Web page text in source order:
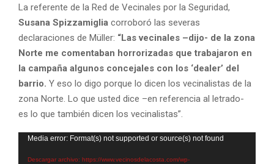
La referente de la Red de Vecinales por la Seguridad,
Susana Spizzamiglia corroboró las severas
declaraciones de Müller: “Las vecinales –dijo- de la zona
Norte me comentaban horrorizadas que trabajaron en
la campaña algunos concejales con los ‘dealer’ del
barrio. Y eso lo digo porque lo dicen los vecinalistas de la
zona Norte. Lo que usted dice –en referencia al letrado-
es lo que también dicen los vecinalistas”.
Media error: Format(s) not supported or source(s) not found
Descargar archivo: https://www.vecinosdelacosta.com/wp-